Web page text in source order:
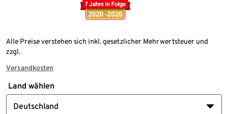
Alle Preise verstehen sich inkl. gesetzlicher Mehrwertsteuer und
zzgl.
Versandkosten
Land wählen
Deutschland